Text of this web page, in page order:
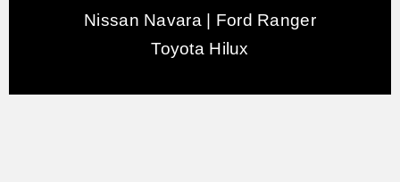
Nissan Navara | Ford Ranger
Toyota Hilux